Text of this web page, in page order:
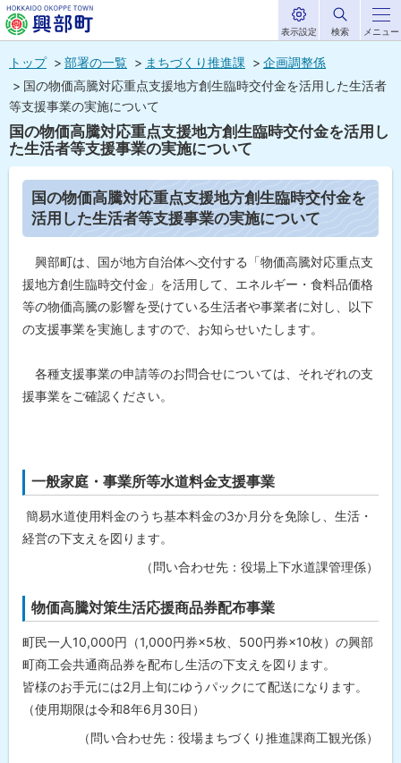
へ
メ
ニ
北海道興部
町
HOKKAIDO OKOPPE TOWN
メニュー
表示設定
ト
内
検索
トップ 部署の一覧 まちづくり推進課
企画調整係
国の物価高騰対応重点支援地方創生臨時交付金を活用した生活者
等支援事業の実施について
国の物価高騰対応重点支援地方創生臨時交付金を活用し
た生活者等支援事業の実施について
ペ
ー
ジ
次
国
の
物
価
対
応
重
創
生
臨
交
活
用
た
生
活
者
支
国の物価高騰対応重点支援地方創生臨時交付金を
活用した生活者等支援事業の実施について
興部町は、国が地方自治体へ交付する「物価高騰対応重点支
援地方創生臨時交付金」を活用して、エネルギー・食料品価格
等の物価高騰の影響を受けている生活者や事業者に対し、以下
の支援事業を実施しますので、お知らせいたします。
各種支援事業の申請等のお問合せについては、それぞれの支
援事業をご確認ください。
一般家庭・事業所等水道料金支援事業
簡易水道使用料金のうち基本料金の3か月分を免除し、生活・
経営の下支えを図ります。
（問い合わせ先：役場上下水道課管理係）
物価高騰対策生活応援商品券配布事業
町民一人10,000円（1,000円券×5枚、500円券×10枚）の興部
町商工会共通商品券を配布し生活の下支えを図ります。
皆様のお手元には2月上旬にゆうパックにて配送になります。
（使用期限は令和8年6月30日）
（問い合わせ先：役場まちづくり推進課商工観光係）